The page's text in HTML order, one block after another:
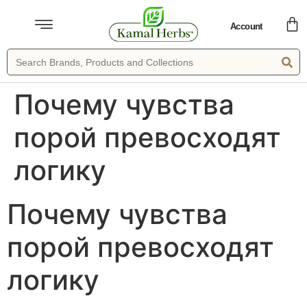
Account
Почему чувства
порой превосходят
логику
Почему чувства
порой превосходят
логику